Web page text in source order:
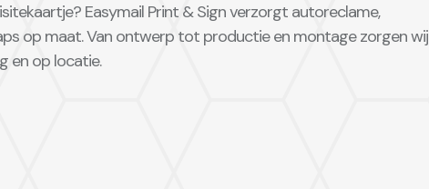
Easymail Print & Sign verzorgt autoreclame,
op maat. Van ontwerp tot productie en montage zorgen wij
en op locatie.